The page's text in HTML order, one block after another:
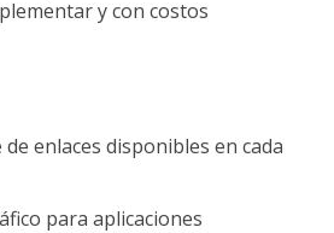
y con costos
enlaces disponibles en cada
para aplicaciones